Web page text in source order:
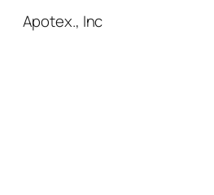
Apotex., Inc